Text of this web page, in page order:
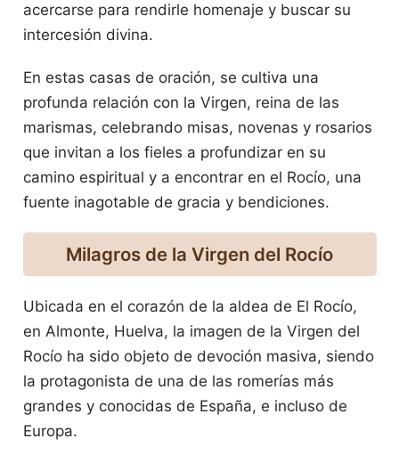
acercarse para rendirle homenaje y buscar su
intercesión divina.
En estas casas de oración, se cultiva una
profunda relación con la Virgen, reina de las
marismas, celebrando misas, novenas y rosarios
que invitan a los fieles a profundizar en su
camino espiritual y a encontrar en el Rocío, una
fuente inagotable de gracia y bendiciones.
Milagros de la Virgen del Rocío
Ubicada en el corazón de la aldea de El Rocío,
en Almonte, Huelva, la imagen de la Virgen del
Rocío ha sido objeto de devoción masiva, siendo
la protagonista de una de las romerías más
grandes y conocidas de España, e incluso de
Europa.